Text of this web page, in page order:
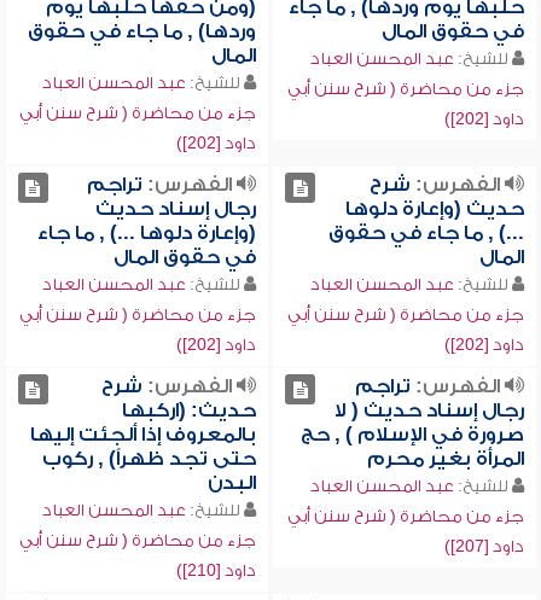
حلبها يوم وردها) , ما جاء
في حقوق المال
للشيخ: عبد المحسن العباد
جزء من محاضرة ( شرح سنن أبي
داود [202])
(ومن حقها حلبها يوم
وردها) , ما جاء في حقوق
المال
للشيخ: عبد المحسن العباد
جزء من محاضرة ( شرح سنن أبي
داود [202])
الفهرس: شرح
حديث (وإعارة دلوها
...) , ما جاء في حقوق
المال
للشيخ: عبد المحسن العباد
جزء من محاضرة ( شرح سنن أبي
داود [202])
الفهرس: تراجم
رجال إسناد حديث
(وإعارة دلوها ...) , ما جاء
في حقوق المال
للشيخ: عبد المحسن العباد
جزء من محاضرة ( شرح سنن أبي
داود [202])
الفهرس: تراجم
رجال إسناد حديث ( لا
صرورة في الإسلام ) , حج
المرأة بغير محرم
للشيخ: عبد المحسن العباد
جزء من محاضرة ( شرح سنن أبي
داود [207])
الفهرس: شرح
حديث: (اركبها
بالمعروف إذا ألجئت إليها
حتى تجد ظهراً) , ركوب
البدن
للشيخ: عبد المحسن العباد
جزء من محاضرة ( شرح سنن أبي
داود [210])